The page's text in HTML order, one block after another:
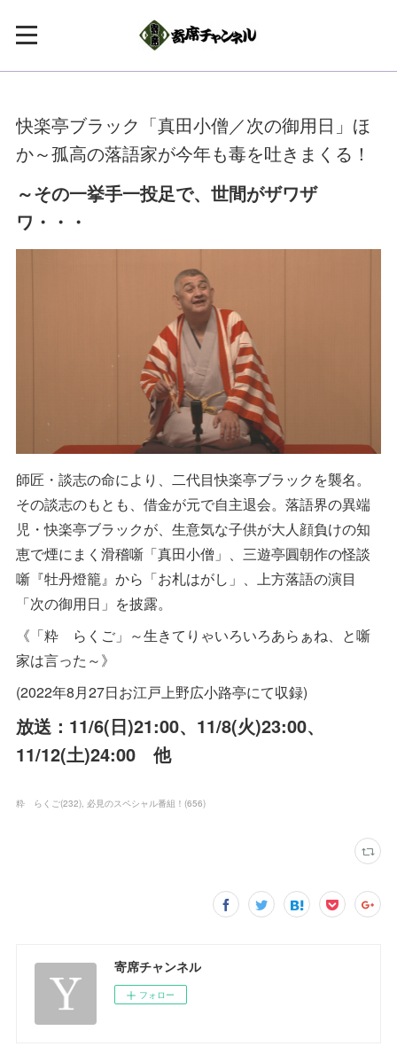
快楽亭ブラック「真田小僧／次の御用日」ほ
か～孤高の落語家が今年も毒を吐きまくる！
～その一挙手一投足で、世間がザワザ
ワ・・・
師匠・談志の命により、二代目快楽亭ブラックを襲名。
その談志のもとも、借金が元で自主退会。落語界の異端
児・快楽亭ブラックが、生意気な子供が大人顔負けの知
恵で煙にまく滑稽噺「真田小僧」、三遊亭圓朝作の怪談
噺『牡丹燈籠』から「お札はがし」、上方落語の演目
「次の御用日」を披露。
《「粋 らくご」～生きてりゃいろいろあらぁね、と噺
家は言った～》
(2022年8月27日お江戸上野広小路亭にて収録)
放送：11/6(日)21:00、11/8(火)23:00、
11/12(土)24:00 他
粋 らくご(232) 必見のスペシャル番組！ (656)
寄席チャンネル
フォロー